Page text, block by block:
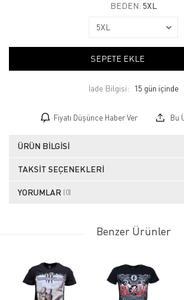
BEDEN: 5XL
SEPETE EKLE
İade Bilgisi:
Fiyatı Düşünce Haber Ver Bu
ÜRÜN BILGISI
TAKSIT SEÇENEKLERI
YORUMLAR (0)
Benzer Ürünler